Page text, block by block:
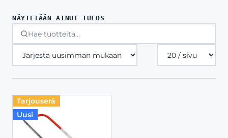
NÄYTETÄÄN AINUT TULOS
Tuotteita
sivulla
Tarjouserä
Uusi